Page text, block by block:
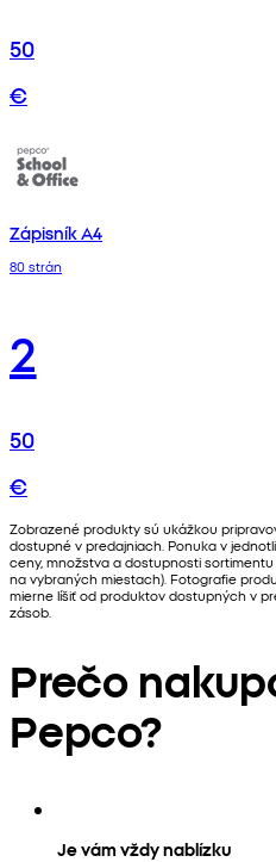
50
€
Zápisník A4
80 strán
2
50
€
Zobrazené produkty sú ukážkou
dostupné v predajniach. Ponuka v
ceny, množstva a dostupnosti
na vybraných miestach). Fotografie
mierne líšiť od produktov dostupných v
zásob.
Prečo
Pepco?
Je vám vždy nablízku